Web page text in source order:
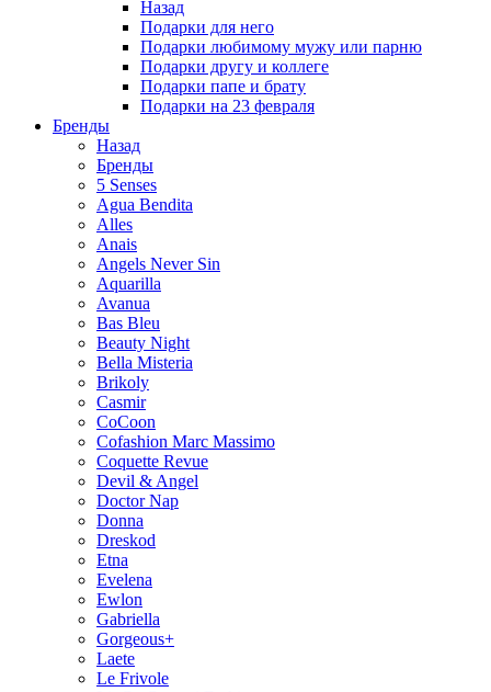
Назад
Подарки для него
Подарки любимому мужу или парню
Подарки другу и коллеге
Подарки папе и брату
Подарки на 23 февраля
Бренды
Назад
Бренды
5 Senses
Agua Bendita
Alles
Anais
Angels Never Sin
Aquarilla
Avanua
Bas Bleu
Beauty Night
Bella Misteria
Brikoly
Casmir
CoCoon
Cofashion Marc Massimo
Coquette Revue
Devil & Angel
Doctor Nap
Donna
Dreskod
Etna
Evelena
Ewlon
Gabriella
Gorgeous+
Laete
Le Frivole